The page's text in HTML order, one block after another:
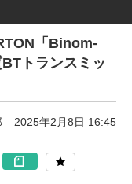
「Binom-
トランスミッ
2025年2月8日 16:45